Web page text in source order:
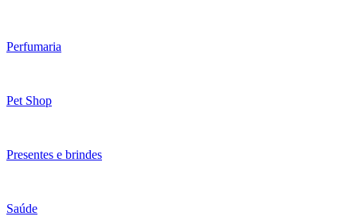
Perfumaria
Pet Shop
Presentes e brindes
Saúde